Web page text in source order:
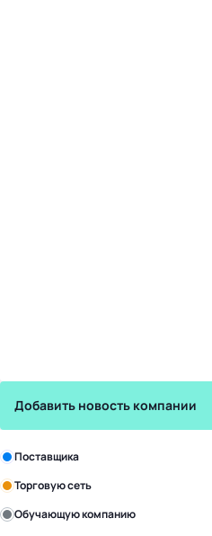
Добавить новость компании
Зарегистрируйте в
Поставщика
Торговую сеть
Обучающую компанию